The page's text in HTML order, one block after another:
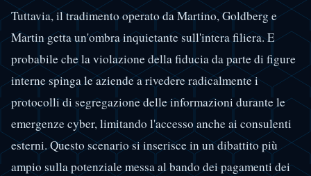
Tuttavia, il tradimento operato da Martino, Goldberg e
Martin getta un'ombra inquietante sull'intera filiera. E
probabile che la violazione della fiducia da parte di figure
interne spinga le aziende a rivedere radicalmente i
protocolli di segregazione delle informazioni durante le
emergenze cyber, limitando l'accesso anche ai consulenti
esterni. Questo scenario si inserisce in un dibattito più
ampio sulla potenziale messa al bando dei pagamenti dei